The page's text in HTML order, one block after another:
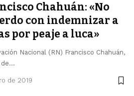
Chahuán: «No
con indemnizar a
por peaje a luca»
Nacional (RN) Francisco Chahuán,
de…
de 2019